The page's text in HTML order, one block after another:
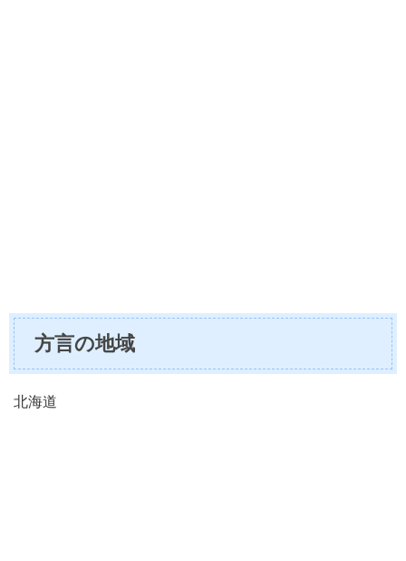
方言の地域
北海道